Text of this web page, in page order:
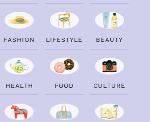
FAS H ION LI FESTYLE B EAUTY
H EALTH FOOD CU LTU RE